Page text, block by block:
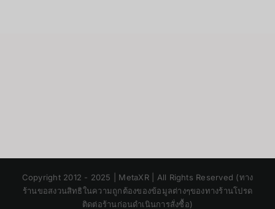
Copyright 2012 - 2025 | MetaXR | All Rights Reserved (ทาง
ร้านขอสงวนสิทธิในความถูกต้องของข้อมูลต่างๆของทางร้านโปรด
ติดต่อร้านก่อนดำเนินการสั่งซื้อ)Chinese